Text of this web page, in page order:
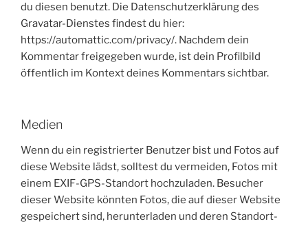
du diesen benutzt. Die Datenschutzerklärung des
Gravatar-Dienstes findest du hier:
https://automattic.com/privacy/. Nachdem dein
Kommentar freigegeben wurde, ist dein Profilbild
öffentlich im Kontext deines Kommentars sichtbar.
Medien
Wenn du ein registrierter Benutzer bist und Fotos auf
diese Website lädst, solltest du vermeiden, Fotos mit
einem EXIF-GPS-Standort hochzuladen. Besucher
dieser Website könnten Fotos, die auf dieser Website
gespeichert sind, herunterladen und deren Standort-